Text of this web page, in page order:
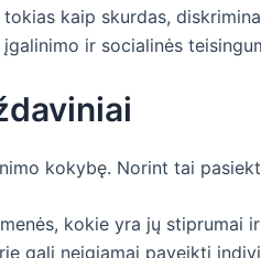
kaip skurdas,
ir socialinės
kokybę. Norint tai
kokie yra jų stiprumai
gali neigiamai paveikti